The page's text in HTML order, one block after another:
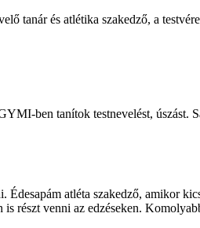
tanár és atlétika szakedző, a
ben tanítok testnevelést, úszást.
atléta szakedző, amikor
részt venni az edzéseken.